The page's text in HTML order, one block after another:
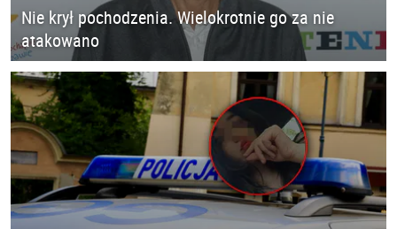
Nie krył pochodzenia. Wielokrotnie go za nie
atakowano